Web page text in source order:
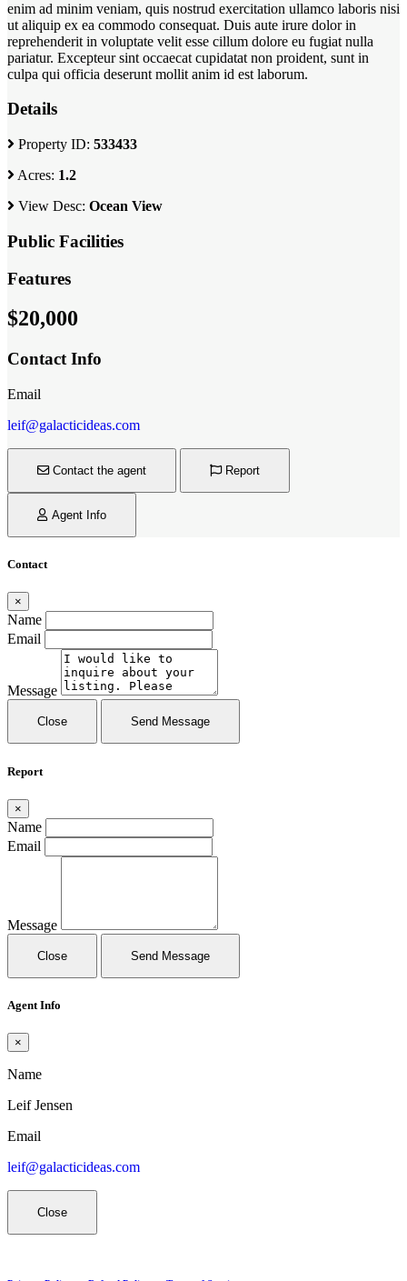
enim ad minim veniam, quis nostrud exercitation ullamco laboris nisi
ut aliquip ex ea commodo consequat. Duis aute irure dolor in
reprehenderit in voluptate velit esse cillum dolore eu fugiat nulla
pariatur. Excepteur sint occaecat cupidatat non proident, sunt in
culpa qui officia deserunt mollit anim id est laborum.
Details
Property ID: 533433
Acres: 1.2
View Desc: Ocean View
Public Facilities
Features
$20,000
Contact Info
Email
leif@galacticideas.com
Contact the agent Report
Agent Info
Contact
×
Name
Email
Message
Close Send Message
Report
×
Name
Email
Message
Close Send Message
Agent Info
×
Name
Leif Jensen
Email
leif@galacticideas.com
Close